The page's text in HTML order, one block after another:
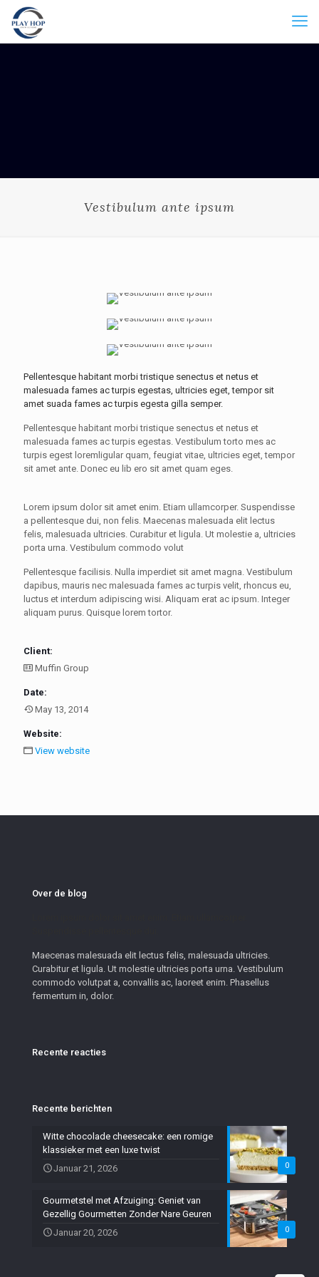
Vestibulum ante ipsum
Pellentesque habitant morbi tristique senectus et netus et
malesuada fames ac turpis egestas, ultricies eget, tempor sit
amet suada fames ac turpis egesta gilla semper.
Pellentesque habitant morbi tristique senectus et netus et
malesuada fames ac turpis egestas. Vestibulum torto mes ac
turpis egest loremligular quam, feugiat vitae, ultricies eget, tempor
sit amet ante. Donec eu lib ero sit amet quam eges.
Lorem ipsum dolor sit amet enim. Etiam ullamcorper. Suspendisse
a pellentesque dui, non felis. Maecenas malesuada elit lectus
felis, malesuada ultricies. Curabitur et ligula. Ut molestie a, ultricies
porta urna. Vestibulum commodo volut
Pellentesque facilisis. Nulla imperdiet sit amet magna. Vestibulum
dapibus, mauris nec malesuada fames ac turpis velit, rhoncus eu,
luctus et interdum adipiscing wisi. Aliquam erat ac ipsum. Integer
aliquam purus. Quisque lorem tortor.
Client:
Muffin Group
Date:
May 13, 2014
Website:
View website
Over de blog
Maecenas malesuada elit lectus felis, malesuada ultricies.
Curabitur et ligula. Ut molestie ultricies porta urna. Vestibulum
commodo volutpat a, convallis ac, laoreet enim. Phasellus
fermentum in, dolor.
Recente reacties
Recente berichten
0
Witte chocolade cheesecake: een romige
klassieker met een luxe twist
Januar 21, 2026
0
Gourmetstel met Afzuiging: Geniet van
Gezellig Gourmetten Zonder Nare Geuren
Januar 20, 2026